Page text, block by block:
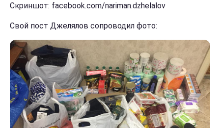
Скриншот: facebook.com/nariman.dzhelalov
Свой пост Джелялов сопроводил фото: